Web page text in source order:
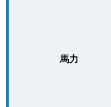
馬力